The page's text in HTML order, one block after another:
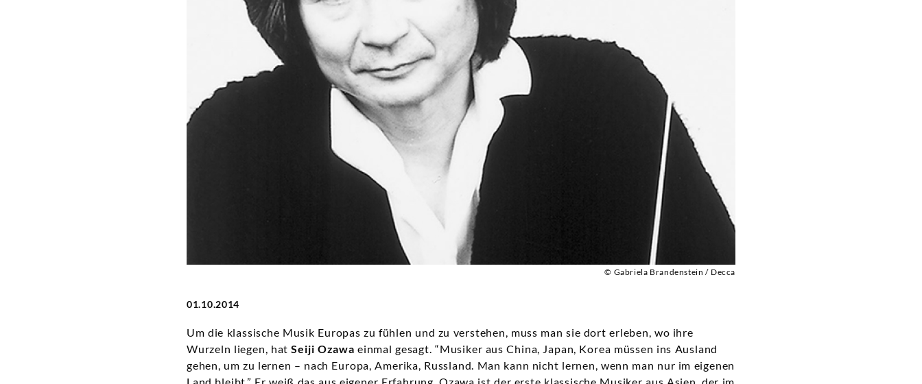
© Gabriela Brandenstein / Decca
01.10.2014
Um die klassische Musik Europas zu fühlen und zu verstehen, muss man sie dort erleben, wo ihre
Wurzeln liegen, hatSeiji Ozawaeinmal gesagt. “Musiker aus China, Japan, Korea müssen ins Ausland
gehen, um zu lernen – nach Europa, Amerika, Russland. Man kann nicht lernen, wenn man nur im eigenen